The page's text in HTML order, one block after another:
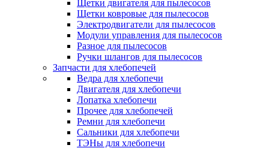
Щетки двигателя для пылесосов
Щетки ковровые для пылесосов
Электродвигатели для пылесосов
Модули управления для пылесосов
Разное для пылесосов
Ручки шлангов для пылесосов
Запчасти для хлебопечей
Ведра для хлебопечи
Двигателя для хлебопечи
Лопатка хлебопечи
Прочее для хлебопечей
Ремни для хлебопечи
Сальники для хлебопечи
ТЭНы для хлебопечи